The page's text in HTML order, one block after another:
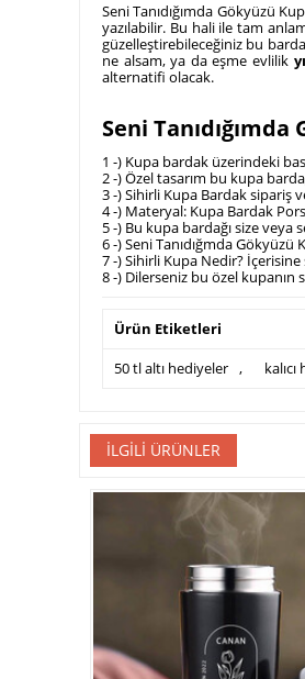
Seni Tanıdığımda Gökyüzü
yazılabilir. Bu hali ile tam
güzelleştirebileceğiniz bu
ne alsam, ya da eşme evlilik
alternatifi olacak.
Seni
1 -) Kupa bardak üzerindeki
2 -) Özel tasarım bu kupa
3 -) Sihirli Kupa Bardak sipariş
4 -) Materyal: Kupa Bardak
5 -) Bu kupa bardağı size veya
6 -) Seni Tanıdığmda
7 -) Sihirli Kupa Nedir?
8 -) Dilerseniz bu özel
Ürün Etiketleri
50 tl altı hediyeler ,
İLGILI ÜRÜNLER